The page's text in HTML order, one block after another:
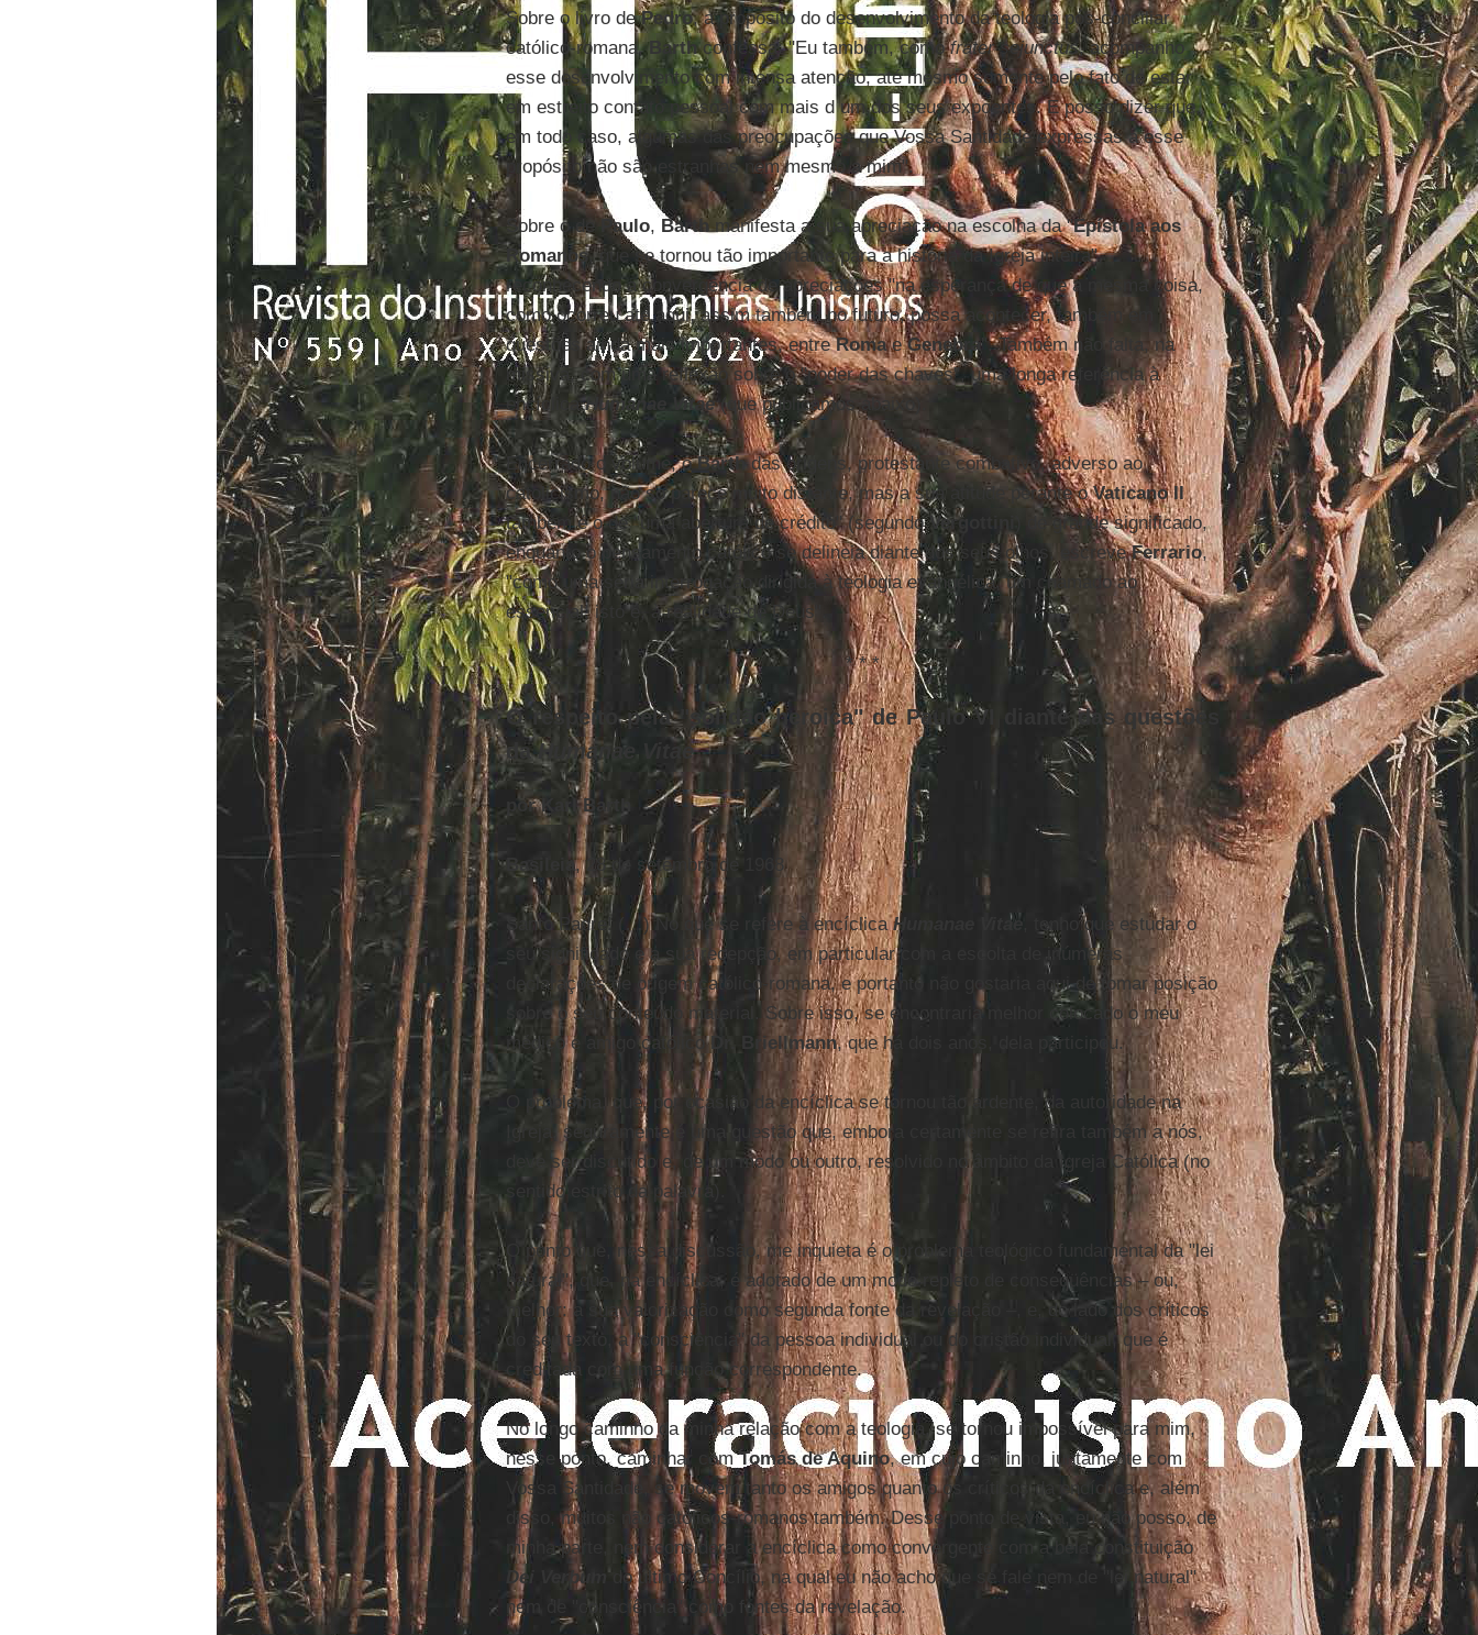
Sobre o livro dePedro, a propósito do desenvolvimento da teologia pós-conciliar
católico-romana,Barthconfessa: "Eu também, comofrater sejunctus, acompanho
esse desenvolvimento com intensa atenção, até mesmo somente pelo fato de estar
em estreito contato pessoal com mais d um dos seus expoentes. E posso dizer que,
em todo caso, algumas das preocupações que Vossa Santidade expressas a esse
propósito não são estranhas nem mesmo a mim".
Sobre o de Paulo, Barthmanifesta a sua apreciação na escolha da "Epístola aos
Romanos, que se tornou tão importante para a história da Igreja inteira",
reconhecendo a convergência de apreciações "na esperança de que a mesma coisa,
como ocorreu até aqui, assim também no futuro, possa acontecer, também em
questões ainda mais importantes, entreRomaeGenebra". Também não falta, na
missiva, com uma reflexão sobre o "poder das chaves", uma longa referência à
encíclicaHumanae Vitae(que publicamos abaixo).
Encerrado o volume, oBarthdas origens, protestante combativo, adverso ao
catolicismo, não só parece muito distante, mas a sua atitude perante oVaticano II
também é o de "uma abertura de crédito" (segundoVergottini
) de grande significado,
enquanto o pensamento católico se delineia diante dos seus olhos, escreveFerrario,
"como uma séria interrogação dirigida à teologia evangélica, um chamado ao
essencial, isto é, à realidade de Deus".
* * *
O respeito pela "solidão heroica" de Paulo VI diante das questões
daHumanae Vitae
por Karl Barth
Basileia, 28 de setembro de 1968
Santo Padre! (…) No que se refere à encíclicaHumanae Vitae, tenho que estudar o
seu significado e a sua recepção, em particular com a escolta de inúmeras
declarações de origem católico-romana, e portanto não gostaria aqui de tomar posição
sobre o seu conteúdo material. Sobre isso, se encontraria melhor colocado o meu
médico e amigo católicoDr. Briellmann, que há dois anos, dela participou.
O problema, que, por ocasião da encíclica se tornou tão ardente, da autoridade na
Igreja, seguramente é uma questão que, embora certamente se refira também a nós,
deve ser discutido e, de um modo ou outro, resolvido no âmbito da Igreja Católica (no
sentido estrito da palavra).
O ponto que, nessa discussão, me inquieta é o problema teológico fundamental da "lei
natural", que, na encíclica, é adotado de um modo repleto de conseqüências – ou,
melhor: a sua valorização como segunda fonte da revelação –, e, do lado dos críticos
do seu texto, a "consciência" da pessoa individual ou do cristão individual, que é
creditada com uma função correspondente.
No longo caminho da minha relação com a teologia, se tornou impossível para mim,
nesse ponto, caminhar comTomás de Aquino, em cujo caminho, juntamente com
Vossa Santidade, se movem tanto os amigos quanto os críticos da encíclica e, além
disso, muitos não católicos-romanos também. Desse ponto de vista, eu não posso, de
minha parte, nem considerar a encíclica como convergente com a bela constituição
Dei Verbum do último Concílio, na qual eu não acho que se fale nem de "lei natural"
nem de "consciência" como fontes da revelação.